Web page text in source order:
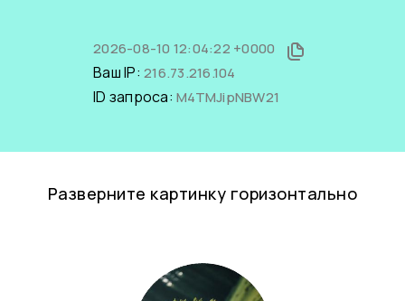
2026-08-10 12:04:22 +0000
Ваш IP: 216.73.216.104
ID запроса: M4TMJipNBW21
Разверните картинку горизонтально